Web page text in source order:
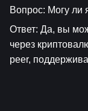
Вопрос: Могу
Ответ: Да, вы
через
peer,